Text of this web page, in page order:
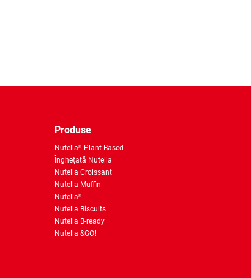
Produse
Nutella® Plant-Based
Înghețată Nutella
Nutella Croissant
Nutella Muffin
Nutella®
Nutella Biscuits
Nutella B-ready
Nutella &GO!